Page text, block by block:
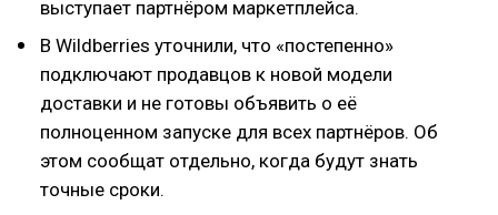
выступает партнёром маркетплейса.
В Wildberries уточнили, что «постепенно»
подключают продавцов к новой модели
доставки и не готовы объявить о её
полноценном запуске для всех партнёров. Об
этом сообщат отдельно, когда будут знать
точные сроки.